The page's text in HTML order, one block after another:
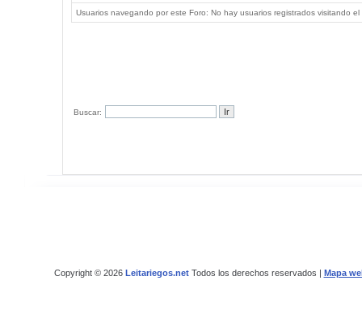
Usuarios navegando por este Foro: No hay usuarios registrados visitando
Buscar:
Copyright © 2026 Leitariegos.netTodos los derechos reservados | Mapa